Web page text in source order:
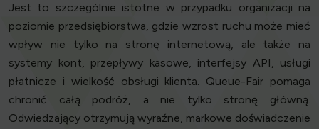
Jest to szczególnie istotne w przypadku organizacji na
poziomie przedsiębiorstwa, gdzie wzrost ruchu może mieć
wpływ nie tylko na stronę internetową, ale także na
systemy kont, przepływy kasowe, interfejsy API, usługi
płatnicze i wielkość obsługi klienta. Queue-Fair pomaga
chronić całą podróż, a nie tylko stronę główną.
Odwiedzający otrzymują wyraźne, markowe doświadczenie